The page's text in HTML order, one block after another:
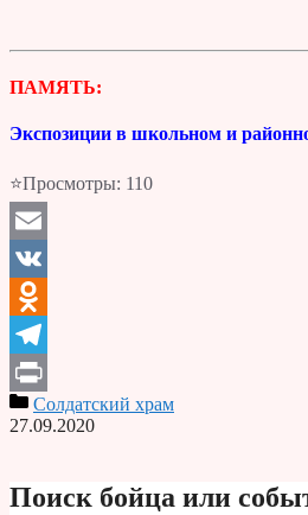
ПАМЯТЬ:
Экспозиции в школьном и
⭐Просмотры: 110
Email
VK
Odnoklassniki
Telegram
PrintСолдатский храм
27.09.2020
Поиск бойца или